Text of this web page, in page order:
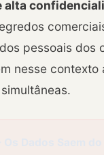
alta
pessoais dos
nesse contexto